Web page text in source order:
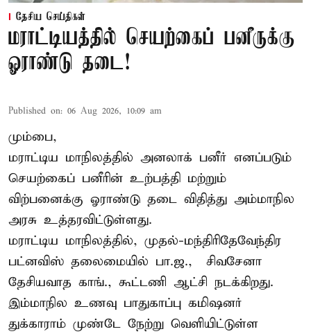
தேசிய செய்திகள்
மராட்டியத்தில் செயற்கைப் பனீருக்கு
ஓராண்டு தடை!
Published on: 06 Aug 2026, 10:09 am
மும்பை,
மராட்டிய மாநிலத்தில் அனலாக் பனீர் எனப்படும்
செயற்கைப் பனீரின் உற்பத்தி மற்றும்
விற்பனைக்கு ஓராண்டு தடை விதித்து அம்மாநில
அரசு உத்தரவிட்டுள்ளது.
மராட்டிய மாநிலத்தில், முதல்-மந்திரிதேவேந்திர
பட்னவிஸ் தலைமையில் பா.ஜ., – சிவசேனா –
தேசியவாத காங்., கூட்டணி ஆட்சி நடக்கிறது.
இம்மாநில உணவு பாதுகாப்பு கமிஷனர்
துக்காராம் முண்டே நேற்று வெளியிட்டுள்ள